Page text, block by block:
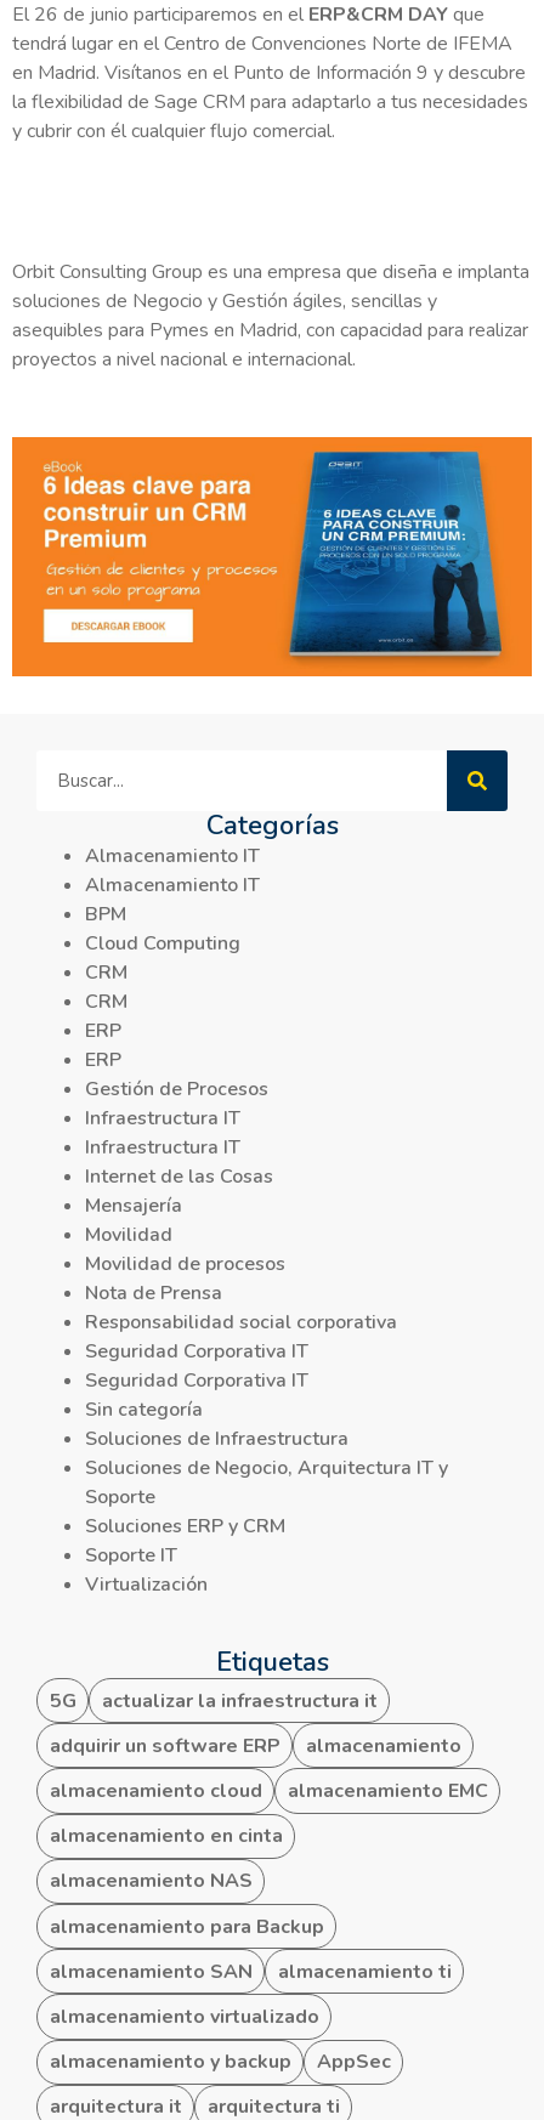
El 26 de junio participaremos en el ERP&CRM DAYque
tendrá lugar en el Centro de Convenciones Norte de IFEMA
en Madrid. Visítanos en el Punto de Información 9 y descubre
la flexibilidad de Sage CRM para adaptarlo a tus necesidades
y cubrir con él cualquier flujo comercial.
Orbit Consulting Group es una empresa que diseña e implanta
soluciones de Negocio y Gestión ágiles, sencillas y
asequibles para Pymes en Madrid, con capacidad para realizar
proyectos a nivel nacional e internacional.
Categorías
Almacenamiento IT
Almacenamiento IT
BPM
Cloud Computing
CRM
CRM
ERP
ERP
Gestión de Procesos
Infraestructura IT
Infraestructura IT
Internet de las Cosas
Mensajería
Movilidad
Movilidad de procesos
Nota de Prensa
Responsabilidad social corporativa
Seguridad Corporativa IT
Seguridad Corporativa IT
Sin categoría
Soluciones de Infraestructura
Soluciones de Negocio, Arquitectura IT y
Soporte
Soluciones ERP y CRM
Soporte IT
Virtualización
Etiquetas
5G
actualizar la infraestructura it
adquirir un software ERP
almacenamiento
almacenamiento cloud
almacenamiento EMC
almacenamiento en cinta
almacenamiento NAS
almacenamiento para Backup
almacenamiento SAN
almacenamiento ti
almacenamiento virtualizado
almacenamiento y backup
AppSec
arquitectura it
arquitectura ti